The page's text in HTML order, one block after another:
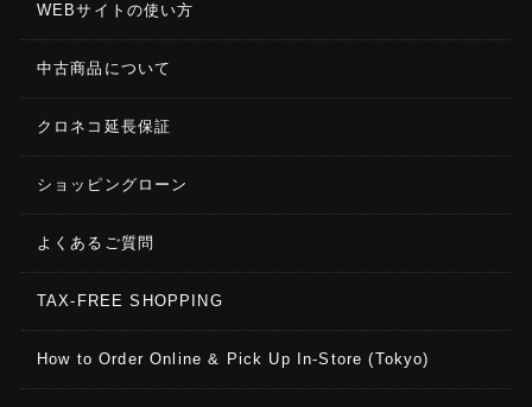
WEBサイトの使い方
中古商品について
クロネコ延長保証
ショッピングローン
よくあるご質問
TAX-FREE SHOPPING
How to Order Online & Pick Up In-Store (Tokyo)